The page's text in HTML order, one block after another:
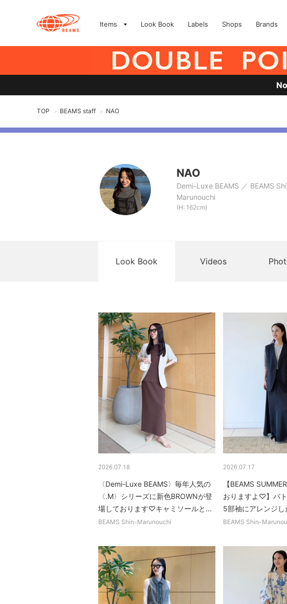
Items Look Book Labels Shops Brands
TOP > BEAMS staff > NAO
NAO
Demi-Luxe BEAMS
BEAMS
Marunouchi
(H: 162cm)
Look Book Videos
2026.07.18
〈Demi-Luxe BEAMS〉毎年人気の
〈.M〉シリーズに新色BROWNが登
場しております♡キャミソールと...
BEAMS Shin-Marunouchi
2026.07.17
【BEAMS
おりますよ♡】バ
5部袖にアレンジ
BEAMS Shin-